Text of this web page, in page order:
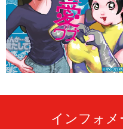
インフォメ